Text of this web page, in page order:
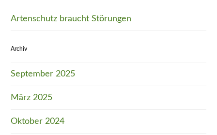
Artenschutz braucht Störungen
Archiv
September 2025
März 2025
Oktober 2024